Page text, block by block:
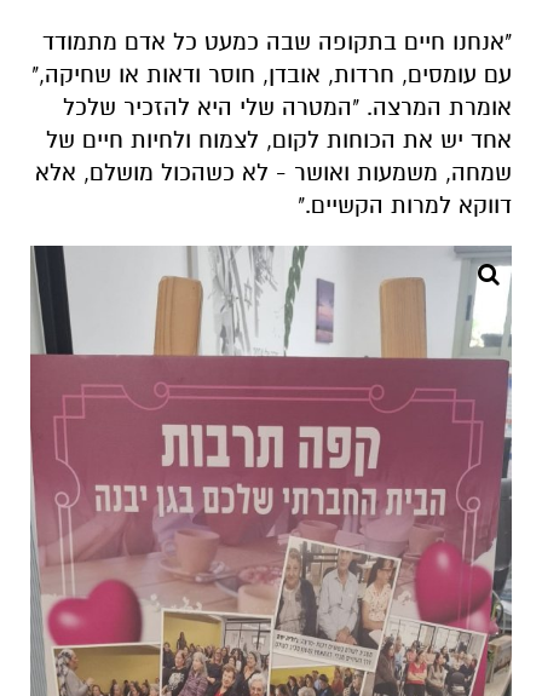
"אנחנו חיים בתקופה שבה כמעט כל אדם מתמודד
עם עומסים, חרדות, אובדן, חוסר ודאות או שחיקה,"
אומרת המרצה. "המטרה שלי היא להזכיר שלכל
אחד יש את הכוחות לקום, לצמוח ולחיות חיים של
שמחה, משמעות ואושר - לא כשהכול מושלם, אלא
דווקא למרות הקשיים."